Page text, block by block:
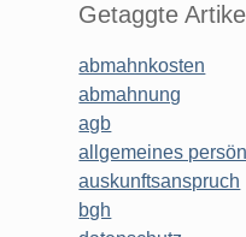
Getaggte Artikel
abmahnkosten
abmahnung
agb
allgemeines
auskunftsanspruch
bgh